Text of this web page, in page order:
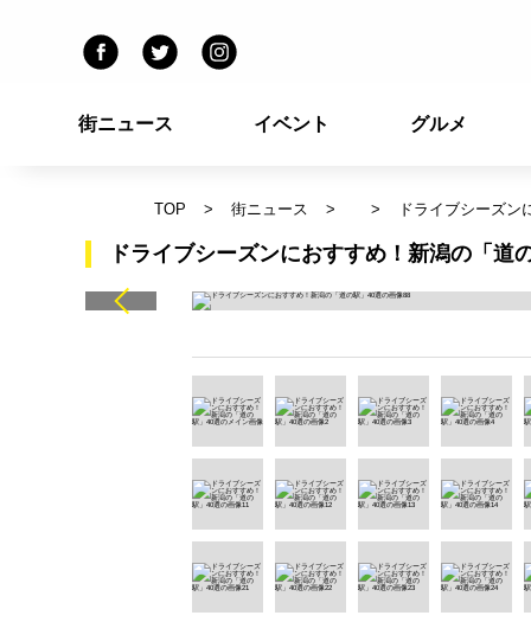
街ニュース イベント グルメ
TOP 街ニュース ドライブシーズン
ドライブシーズンにおすすめ！新潟の「道